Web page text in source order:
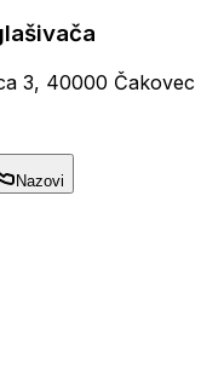
3, 40000 Čakovec
Nazovi